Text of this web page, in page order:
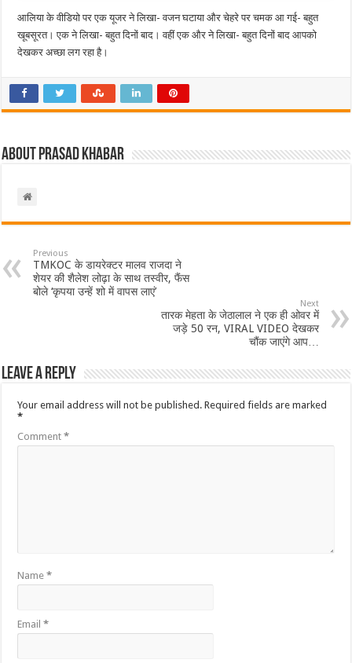
आलिया के वीडियो पर एक यूजर ने लिखा- वजन घटाया और चेहरे पर चमक आ गई- बहुत
खूबसूरत। एक ने लिखा- बहुत दिनों बाद। वहीं एक और ने लिखा- बहुत दिनों बाद आपको
देखकर अच्छा लग रहा है।
About Prasad Khabar
Previous
TMKOC के डायरेक्टर मालव राजदा ने
शेयर की शैलेश लोढ़ा के साथ तस्वीर, फैंस
बोले ‘कृपया उन्हें शो में वापस लाएं’
Next
तारक मेहता के जेठालाल ने एक ही ओवर में
जड़े 50 रन, VIRAL VIDEO देखकर
चौंक जाएंगे आप…
Leave a Reply
Your email address will not be published. Required fields are marked
*
Comment*
Name*
Email*